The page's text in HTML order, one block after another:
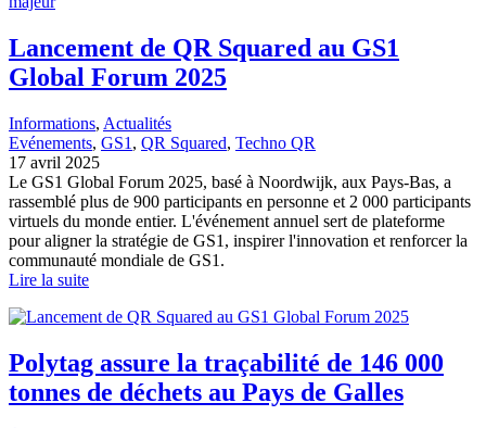
Lancement de QR Squared au GS1
Global Forum 2025
Informations, Actualités
Evénements, GS1 , QR Squared, Techno QR
17 avril 2025
Le GS1 Global Forum 2025, basé à Noordwijk, aux Pays-Bas, a
rassemblé plus de 900 participants en personne et 2 000 participants
virtuels du monde entier. L'événement annuel sert de plateforme
pour aligner la stratégie de GS1, inspirer l'innovation et renforcer la
communauté mondiale de GS1.
Lire la suite
Polytag assure la traçabilité de 146 000
tonnes de déchets au Pays de Galles